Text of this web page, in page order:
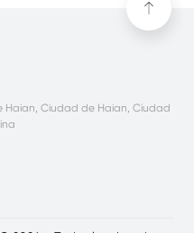
Haian, Ciudad de Haian, Ciudad